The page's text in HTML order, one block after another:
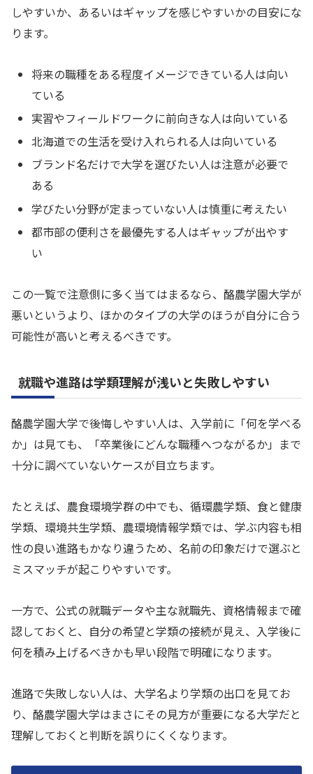
しやすいか、あるいはギャップを感じやすいかの目安にな
ります。
将来の職種をある程度イメージできている人は向い
ている
実習やフィールドワークに前向きな人は向いている
北海道での生活を受け入れられる人は向いている
ブランド名だけで大学を選びたい人は注意が必要で
ある
学びたい分野が定まっていない人は慎重に考えたい
都市部の便利さを最優先する人はギャップが出やす
い
この一覧で注意側に多く当てはまるなら、酪農学園大学が
悪いというより、ほかのタイプの大学のほうが自分に合う
可能性が高いと考えるべきです。
就職や進路は学類理解が浅いと失敗しやすい
酪農学園大学で後悔しやすい人は、入学前に「何を学べる
か」は見ても、「卒業後にどんな職種へつながるか」まで
十分に調べていないケースが目立ちます。
たとえば、農食環境学群の中でも、循環農学類、食と健康
学類、環境共生学類、農環境情報学類では、学ぶ内容も相
性の良い進路もかなり違うため、名前の印象だけで選ぶと
ミスマッチが起こりやすいです。
一方で、公式の就職データや主な就職先、資格情報まで確
認しておくと、自分の希望と学類の接続が見え、入学後に
何を積み上げるべきかも早い段階で明確になります。
進路で失敗しない人は、大学名より学類の出口を見てお
り、酪農学園大学はまさにその見方が重要になる大学だと
理解しておくと判断を誤りにくくなります。